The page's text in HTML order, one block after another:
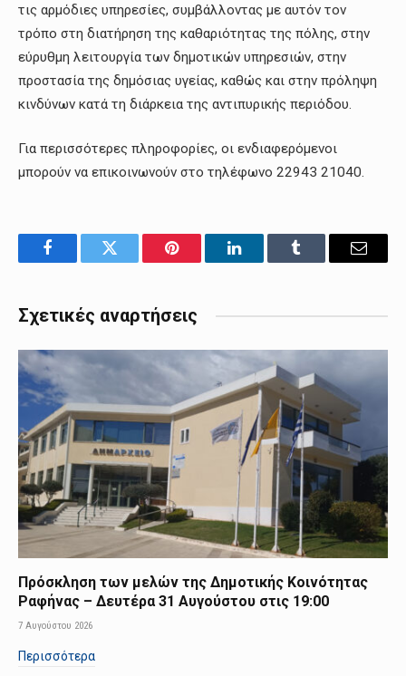
τις αρμόδιες υπηρεσίες, συμβάλλοντας με αυτόν τον
τρόπο στη διατήρηση της καθαριότητας της πόλης, στην
εύρυθμη λειτουργία των δημοτικών υπηρεσιών, στην
προστασία της δημόσιας υγείας, καθώς και στην πρόληψη
κινδύνων κατά τη διάρκεια της αντιπυρικής περιόδου.
Για περισσότερες πληροφορίες, οι ενδιαφερόμενοι
μπορούν να επικοινωνούν στο τηλέφωνο 22943 21040.
FacebookTwitter Pinterest LinkedInTumblr Email
Σχετικές αναρτήσεις
Πρόσκληση των μελών της Δημοτικής Κοινότητας
Ραφήνας – Δευτέρα 31 Αυγούστου στις 19:00
7 Αυγούστου 2026
Περισσότερα